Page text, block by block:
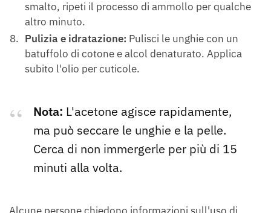
smalto, ripeti il processo di ammollo per qualche
altro minuto.
Pulizia e idratazione: Pulisci le unghie con un
batuffolo di cotone e alcol denaturato. Applica
subito l'olio per cuticole.
Nota: L'acetone agisce rapidamente,
ma può seccare le unghie e la pelle.
Cerca di non immergerle per più di 15
minuti alla volta.
Alcune persone chiedono informazioni sull'uso di